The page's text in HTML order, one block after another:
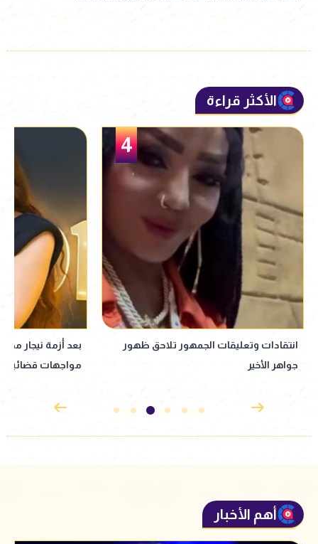
الأكثر قراءة
5
بعد أزمة نيجار محمد.. فنانون دخلوا في
مواجهات قضائية وصلت للمحاكم
نبيلة عبيد تعود
إذاعي جديد مأخوذ
القدوس
أهم الأخبار